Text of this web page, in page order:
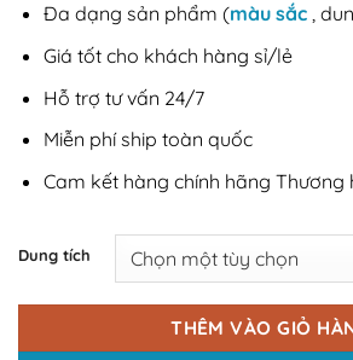
Đa dạng sản phẩm (màu sắc,
Giá tốt cho khách hàng sỉ/lẻ
Hỗ trợ tư vấn 24/7
Miễn phí ship toàn quốc
Cam kết hàng chính hãng Thương
Dung tích
THÊM VÀO GIỎ